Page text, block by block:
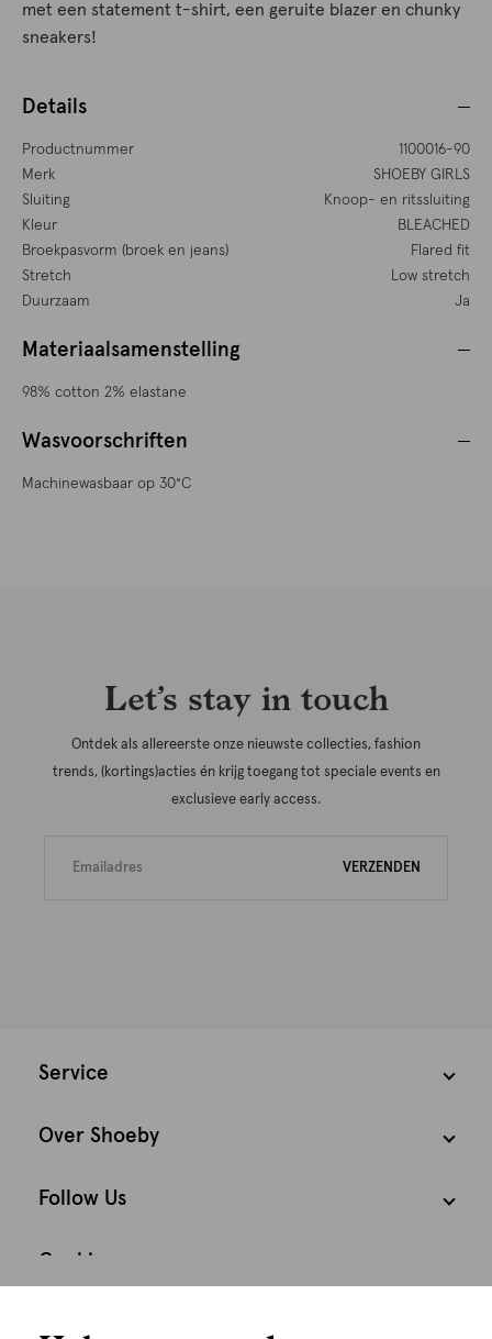
met een statement t-shirt, een geruite blazer en chunky
sneakers!
Details
Productnummer
1100016-90
Merk
SHOEBY GIRLS
Sluiting
Knoop- en ritssluiting
Kleur
BLEACHED
Broekpasvorm (broek en jeans)
Flared fit
Stretch
Low stretch
Duurzaam
Ja
Materiaalsamenstelling
98% cotton 2% elastane
Wasvoorschriften
Machinewasbaar op 30°C
Let’s stay in touch
Ontdek als allereerste onze nieuwste collecties, fashion
trends, (kortings)acties én krijg toegang tot speciale events en
exclusieve early access.
VERZENDEN
Service
Over Shoeby
Follow Us
Cookies